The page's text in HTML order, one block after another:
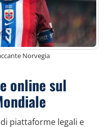
Norvegia
online sul
piattaforme legali e